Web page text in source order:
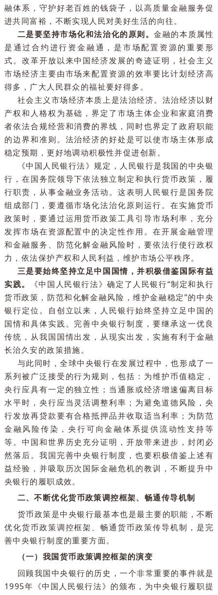
日益增长的优质金融服务需求为出发点和落脚点。中
银行要着力健全具有高度适应性、竞争力、普惠性的
融体系，守护好老百姓的钱袋子，以高质量金融服务
进共同富裕，不断实现人民对美好生活的向往。
二是要坚持市场化和法治化的原则。金融的本质属
是通过合约进行资金融通，是市场配置资源的重要
式。改革开放以来中国经济发展的奇迹证明，社会主
市场经济主要由市场来配置资源的效率要比计划经济
得多，广大人民群众的福祉要好得多。
社会主义市场经济本质上是法治经济。法治经济以
产权和人格权为基础，界定了市场主体企业和家庭消
者依法合规经营和消费的界线，同时也界定了政府职
的边界和准则。法治经济的好处是可以使市场主体形
稳定预期，更好地调动积极性并促进创新。
《中国人民银行法》规定，人民银行是我国的中央
行，在国务院领导下依法独立制定和执行货币政策，
行职责，从事金融业务活动。这表明人民银行是国务
组成部门，要遵循市场化法治化原则运行。在实施货
政策时，要通过运用货币政策工具引导市场利率，充
发挥市场在资源配置中的决定性作用。在开展金融管
和金融服务、防范化解金融风险时，要依法行使行政
力，依法保护产权和人民利益，维护市场公平秩序。
三是要始终坚持立足中国国情，并积极借鉴国际有
实践。《中国人民银行法》确定了人民银行“制定和执
货币政策，防范和化解金融风险，维护金融稳定”的中
银行定位。自创立以来，人民银行始终坚持立足中国
国情和具体实践。完善中央银行制度，要继承这一优
传统，从我国国情出发，从现实出发，实施有利于金
长治久安的政策措施。
与此同时，全球中央银行在发展过程中，也形成
系列被广泛接受的行为规则，包括：为维护币值稳定
央行应具有一定的独立性；当通胀或经济增速偏离目
水平时，央行应当灵活调整利率；为避免道德风险，
行发放再贷款要有合格抵押品并收取适当利率；为防
金融风险传染，央行可向金融体系提供流动性支持
等。中国和世界历史充分证明，开放带来进步，封闭
然落后。我国完善中央银行制度，也要积极借鉴上述
益经验，并吸取历次国际金融危机的教训，不断提升
央银行的履职成效。
货币政策是中央银行最基本也是最主要的职能，不
优化货币政策调控框架、畅通货币政策传导机制，是